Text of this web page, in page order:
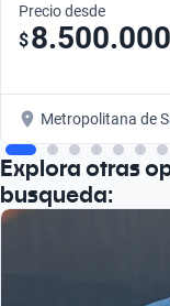
Precio desde
$8.500.000
Metropolitana de
Explora otras
busqueda: